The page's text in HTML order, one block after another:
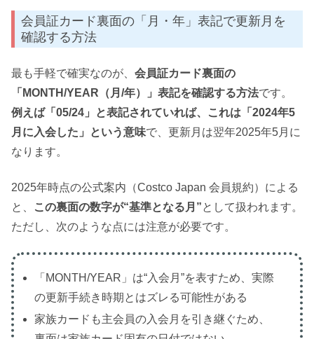
会員証カード裏面の「月・年」表記で更新月を
確認する方法
最も手軽で確実なのが、 会員証カード裏面の
「MONTH/YEAR（月/年）」表記を確認する方法です。
例えば「05/24」と表記されていれば、これは「2024年5
月に入会した」という意味で、更新月は翌年2025年5月に
なります。
2025年時点の公式案内（Costco Japan 会員規約）による
と、
この裏面の数字が“基準となる月”として扱われます。
ただし、次のような点には注意が必要です。
「MONTH/YEAR」は“入会月”を表すため、実際
の更新手続き時期とはズレる可能性がある
家族カードも主会員の入会月を引き継ぐため、